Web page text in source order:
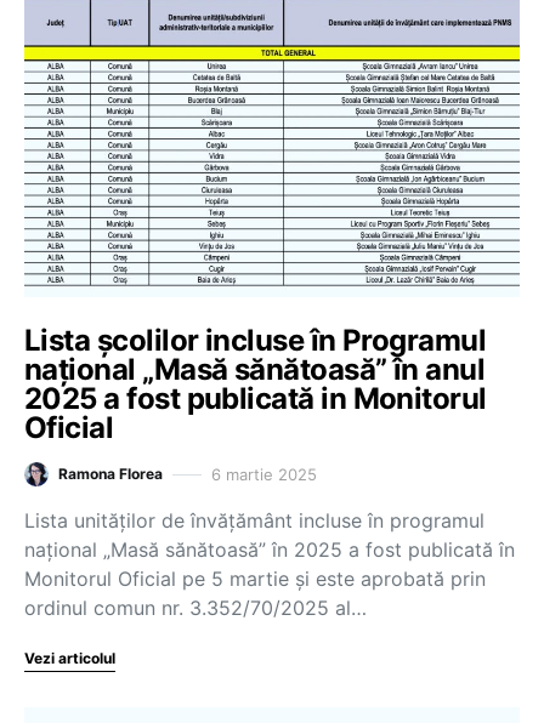
Lista școlilor incluse în Programul
național „Masă sănătoasă” în anul
2025 a fost publicată in Monitorul
Oficial
Ramona Florea 6 martie 2025
Lista unităților de învățământ incluse în programul
național „Masă sănătoasă” în 2025 a fost publicată în
Monitorul Oficial pe 5 martie și este aprobată prin
ordinul comun nr. 3.352/70/2025 al…
Vezi articolul